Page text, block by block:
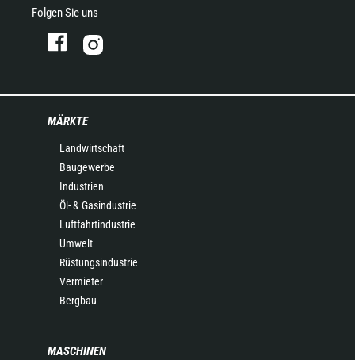
Folgen Sie uns
MÄRKTE
Landwirtschaft
Baugewerbe
Industrien
Öl- & Gasindustrie
Luftfahrtindustrie
Umwelt
Rüstungsindustrie
Vermieter
Bergbau
MASCHINEN